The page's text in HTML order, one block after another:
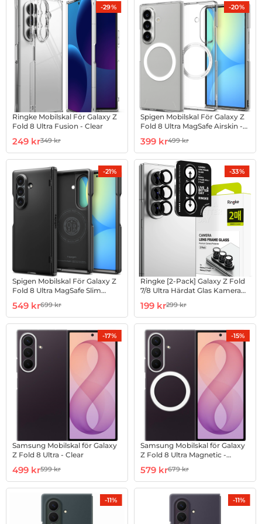
-29%
Ringke Mobilskal För Galaxy Z
Fold 8 Ultra Fusion - Clear
Art. nr 1003274214
rea pris
249 krtidigare pris
349 kr
-20%
Spigen Mobilskal För Galaxy Z
Fold 8 Ultra MagSafe Airskin -
Art. nr 1003274216
rea pris
399 krtidigare pris
499 kr
-21%
Spigen Mobilskal För Galaxy Z
Fold 8 Ultra MagSafe Slim
Art. nr 1003274218
rea pris
549 krtidigare pris
699 kr
-33%
Ringke [2-Pack] Galaxy Z Fold
7/8 Ultra Härdat Glas Kamera
Art. nr 1003274226
rea pris
199 krtidigare pris
299 kr
-17%
Samsung Mobilskal för Galaxy
Z Fold 8 Ultra - Clear
Art. nr 1003274304
rea pris
499 krtidigare pris
599 kr
-15%
Samsung Mobilskal för Galaxy
Z Fold 8 Ultra Magnetic -
Art. nr 1003274305
rea pris
579 krtidigare pris
679 kr
-11% -11%